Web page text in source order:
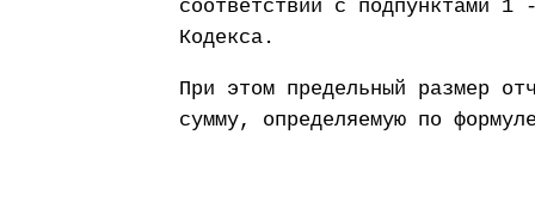
соответствии с подпунктами
Кодекса.
При этом предельный размер
сумму, определяемую по